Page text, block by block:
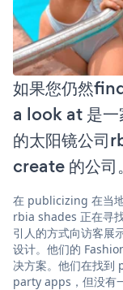
如果您仍然
a look at 是一
的太阳镜公
create 的公司。
在 publicizing 在当
rbia shades 正在寻
引人的方式向访客展
设计。他们的
决方案。他们在找
party apps，但没有